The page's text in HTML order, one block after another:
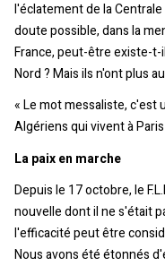
l'éclatement de la
doute possible, dans la
France, peut-être existe-t-
Nord ? Mais ils n'ont plus
« Le mot messaliste, c'est
Algériens qui vivent à
La paix en marche
Depuis le 17 octobre, le
nouvelle dont il ne s'était
l'efficacité peut être
Nous avons été étonnés